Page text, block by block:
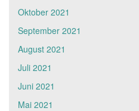
Oktober 2021
September 2021
August 2021
Juli 2021
Juni 2021
Mai 2021